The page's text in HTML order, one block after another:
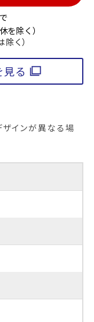
を除く）
く）
る
インが異なる場